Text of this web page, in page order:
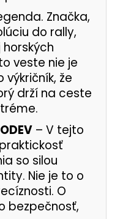
Značka,
do rally,
veste nie je
že
drží na ceste
– V tejto
so silou
Nie je to o
O
bezpečnosť,